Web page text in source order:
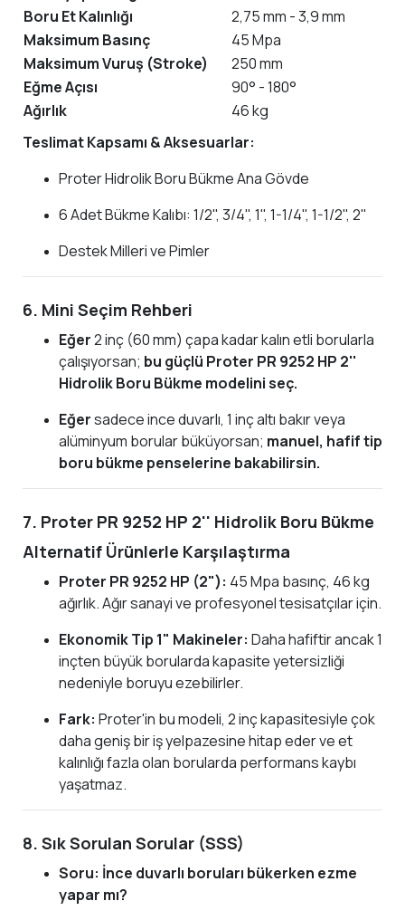
Boru Et Kalınlığı
2,75 mm - 3,9 mm
Maksimum Basınç
45 Mpa
Maksimum Vuruş (Stroke) 250 mm
Eğme Açısı
90° - 180°
Ağırlık
46 kg
Teslimat Kapsamı & Aksesuarlar:
Proter Hidrolik Boru Bükme Ana Gövde
6 Adet Bükme Kalıbı: 1/2", 3/4", 1", 1-1/4", 1-1/2", 2"
Destek Milleri ve Pimler
6. Mini Seçim Rehberi
Eğer2 inç (60 mm) çapa kadar kalın etli borularla
çalışıyorsan; bu güçlü Proter PR 9252 HP 2''
Hidrolik Boru Bükme modelini seç.
Eğersadece ince duvarlı, 1 inç altı bakır veya
alüminyum borular büküyorsan; manuel, hafif tip
boru bükme penselerine bakabilirsin.
7. Proter PR 9252 HP 2'' Hidrolik Boru Bükme
Alternatif Ürünlerle Karşılaştırma
Proter PR 9252 HP (2"): 45 Mpa basınç, 46 kg
ağırlık. Ağır sanayi ve profesyonel tesisatçılar için.
Ekonomik Tip 1" Makineler: Daha hafiftir ancak 1
inçten büyük borularda kapasite yetersizliği
nedeniyle boruyu ezebilirler.
Fark: Proter'in bu modeli, 2 inç kapasitesiyle çok
daha geniş bir iş yelpazesine hitap eder ve et
kalınlığı fazla olan borularda performans kaybı
yaşatmaz.
8. Sık Sorulan Sorular (SSS)
Soru: İnce duvarlı boruları bükerken ezme
yapar mı?